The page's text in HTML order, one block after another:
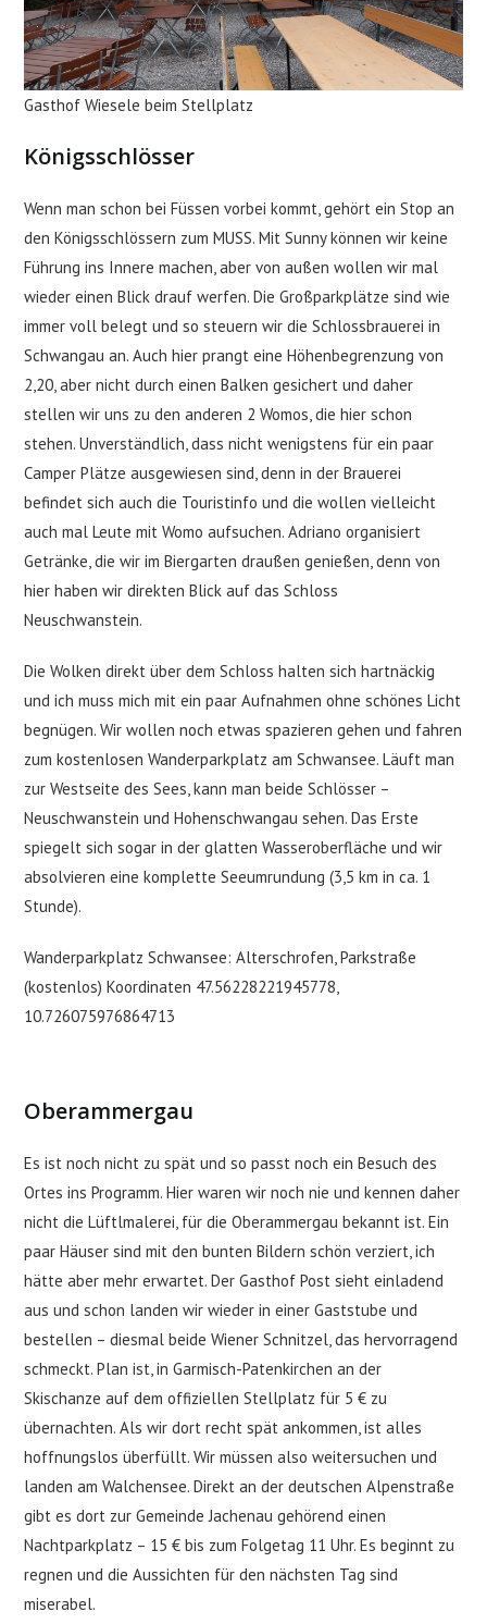
Gasthof Wiesele beim Stellplatz
Königsschlösser
Wenn man schon bei Füssen vorbei kommt, gehört ein Stop an
den Königsschlössern zum MUSS. Mit Sunny können wir keine
Führung ins Innere machen, aber von außen wollen wir mal
wieder einen Blick drauf werfen. Die Großparkplätze sind wie
immer voll belegt und so steuern wir die Schlossbrauerei in
Schwangau an. Auch hier prangt eine Höhenbegrenzung von
2,20, aber nicht durch einen Balken gesichert und daher
stellen wir uns zu den anderen 2 Womos, die hier schon
stehen. Unverständlich, dass nicht wenigstens für ein paar
Camper Plätze ausgewiesen sind, denn in der Brauerei
befindet sich auch die Touristinfo und die wollen vielleicht
auch mal Leute mit Womo aufsuchen. Adriano organisiert
Getränke, die wir im Biergarten draußen genießen, denn von
hier haben wir direkten Blick auf das Schloss
Neuschwanstein.
Die Wolken direkt über dem Schloss halten sich hartnäckig
und ich muss mich mit ein paar Aufnahmen ohne schönes Licht
begnügen. Wir wollen noch etwas spazieren gehen und fahren
zum kostenlosen Wanderparkplatz am Schwansee. Läuft man
zur Westseite des Sees, kann man beide Schlösser –
Neuschwanstein und Hohenschwangau sehen. Das Erste
spiegelt sich sogar in der glatten Wasseroberfläche und wir
absolvieren eine komplette Seeumrundung (3,5 km in ca. 1
Stunde).
Wanderparkplatz Schwansee: Alterschrofen, Parkstraße
(kostenlos) Koordinaten 47.56228221945778,
10.726075976864713
Oberammergau
Es ist noch nicht zu spät und so passt noch ein Besuch des
Ortes ins Programm. Hier waren wir noch nie und kennen daher
nicht die Lüftlmalerei, für die Oberammergau bekannt ist. Ein
paar Häuser sind mit den bunten Bildern schön verziert, ich
hätte aber mehr erwartet. Der Gasthof Post sieht einladend
aus und schon landen wir wieder in einer Gaststube und
bestellen – diesmal beide Wiener Schnitzel, das hervorragend
schmeckt. Plan ist, in Garmisch-Patenkirchen an der
Skischanze auf dem offiziellen Stellplatz für 5 € zu
übernachten. Als wir dort recht spät ankommen, ist alles
hoffnungslos überfüllt. Wir müssen also weitersuchen und
landen am Walchensee. Direkt an der deutschen Alpenstraße
gibt es dort zur Gemeinde Jachenau gehörend einen
Nachtparkplatz – 15 € bis zum Folgetag 11 Uhr. Es beginnt zu
regnen und die Aussichten für den nächsten Tag sind
miserabel.